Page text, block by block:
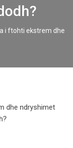
i ftohti ekstrem dhe